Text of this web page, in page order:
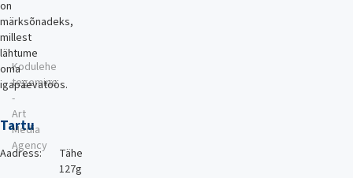
on
märksõnadeks,
millest
lähtume
oma
igapäevatöös.
Tartu
Aadress:
Tähe
127g
Kodulehe
tegemine
-
Art
Media
Agency